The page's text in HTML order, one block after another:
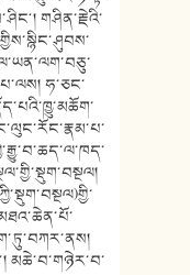
གཤིན་རྗེའི་
ཧ་ཅང་
མཆེ་བ་གཉེར་བ་